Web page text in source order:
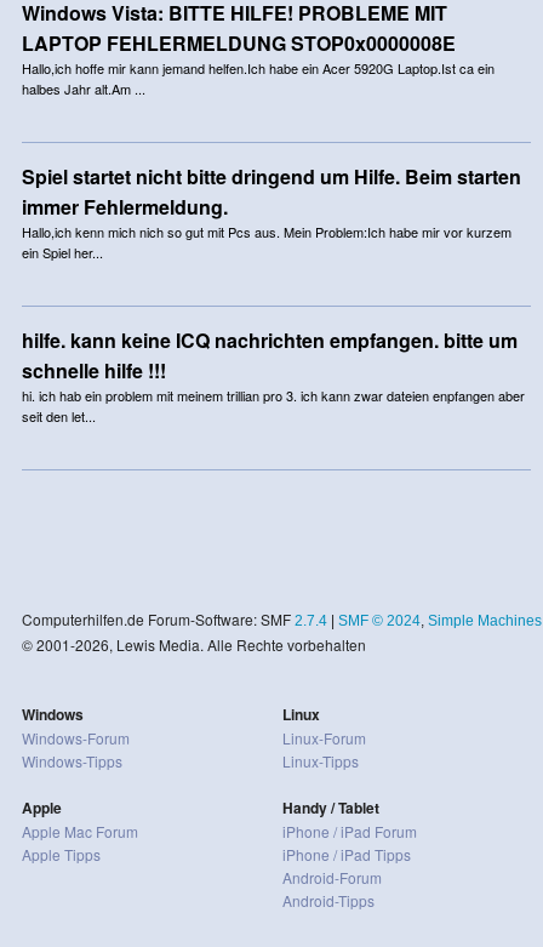
Windows Vista: BITTE HILFE! PROBLEME MIT
LAPTOP FEHLERMELDUNG STOP0x0000008E
Hallo,ich hoffe mir kann jemand helfen.Ich habe ein Acer 5920G Laptop.Ist ca ein
halbes Jahr alt.Am ...
Spiel startet nicht bitte dringend um Hilfe. Beim starten
immer Fehlermeldung.
Hallo,ich kenn mich nich so gut mit Pcs aus. Mein Problem:Ich habe mir vor kurzem
ein Spiel her...
hilfe. kann keine ICQ nachrichten empfangen. bitte um
schnelle hilfe !!!
hi. ich hab ein problem mit meinem trillian pro 3. ich kann zwar dateien enpfangen aber
seit den let...
Computerhilfen.de Forum-Software: SMF 2.7.4| SMF © 2024, Simple Machines
© 2001-2026, Lewis Media. Alle Rechte vorbehalten
Windows
Windows-Forum
Windows-Tipps
Apple
Apple Mac Forum
Apple Tipps
Linux
Linux-Forum
Linux-Tipps
Handy / Tablet
iPhone / iPad Forum
iPhone / iPad Tipps
Android-Forum
Android-Tipps